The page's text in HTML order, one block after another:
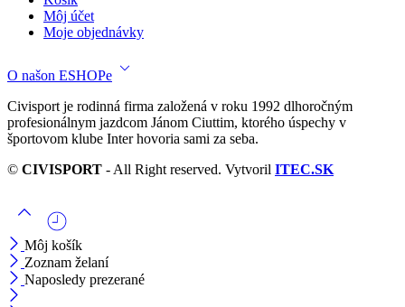
Môj účet
Moje objednávky
O našon ESHOPe
Civisport je rodinná firma založená v roku 1992 dlhoročným
profesionálnym jazdcom Jánom Ciuttim, ktorého úspechy v
športovom klube Inter hovoria sami za seba.
© CIVISPORT - All Right reserved. Vytvoril ITEC.SK
Môj košík
Zoznam želaní
Naposledy prezerané